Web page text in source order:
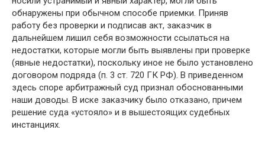
обнаружены при обычном способе приемки. Приняв
работу без проверки и подписав акт, заказчик в
дальнейшем лишил себя возможности ссылаться на
недостатки, которые могли быть выявлены при проверке
(явные недостатки), поскольку иное не было установлено
договором подряда (п. 3 ст. 720 ГК РФ). В приведенном
здесь споре арбитражный суд признал обоснованными
наши доводы. В иске заказчику было отказано, причем
решение суда «устояло» и в вышестоящих судебных
инстанциях.